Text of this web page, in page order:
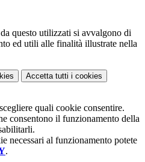
questo utilizzati si avvalgono di
ed utili alle finalità illustrate nella
Accetta tutti i cookies
quali cookie consentire.
consentono il funzionamento della
necessari al funzionamento potete
.